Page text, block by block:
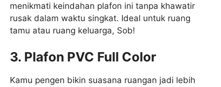
menikmati keindahan plafon ini tanpa khawatir
rusak dalam waktu singkat. Ideal untuk ruang
tamu atau ruang keluarga, Sob!
3. Plafon PVC Full Color
Kamu pengen bikin suasana ruangan jadi lebih